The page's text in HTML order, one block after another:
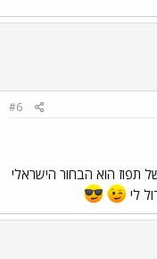
#6
תפוז הוא הבחור הישראלי
לי